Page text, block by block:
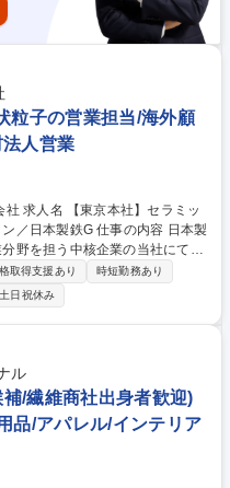
粒子の営業担当/海外顧
人営業
ミッ
仕事の内容 日本製
野を担う中核企業の当社にて、
内等関係各所を動かし、その需
担っていただきます。 【詳
して、引合いの将来性を見極
ィラー商品を拡販します。 ■需
画立案、マーケティング、社内
当顧客：海外資本企業・日系企
集職種 【東京本
外顧客メイン／日本製鉄G
取得支援あり
時短勤務あり
土日祝休み
ル
補/繊維商社出身者歓迎)
品/アパレル/インテリア